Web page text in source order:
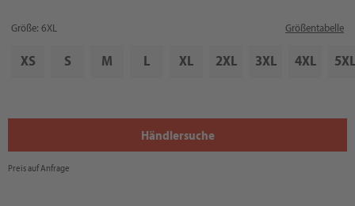
Größe: 6XL Größentabelle
XS S M L XL 2XL 3XL 4XL 5XL
Händlersuche
Preis auf Anfrage